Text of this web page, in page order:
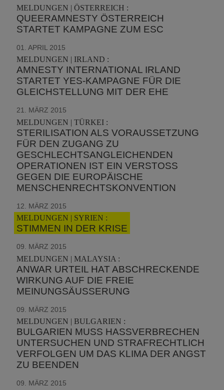
MELDUNGEN | ÖSTERREICH :
QUEERAMNESTY ÖSTERREICH
STARTET KAMPAGNE ZUM ESC
01. APRIL 2015
MELDUNGEN | IRLAND :
AMNESTY INTERNATIONAL IRLAND
STARTET YES-KAMPAGNE FÜR DIE
GLEICHSTELLUNG MIT DER EHE
21. MÄRZ 2015
MELDUNGEN | TÜRKEI :
STERILISATION ALS VORAUSSETZUNG
FÜR DEN ZUGANG ZU
GESCHLECHTSANGLEICHENDEN
OPERATIONEN IST EIN VERSTOSS G
EGEN DIE EUROPÄISCHE M
ENSCHENRECHTSKONVENTION
12. MÄRZ 2015
MELDUNGEN | SYRIEN :
STIMMEN IN DER KRISE
09. MÄRZ 2015
MELDUNGEN | MALAYSIA :
ANWAR URTEIL HAT ABSCHRECKENDE
WIRKUNG AUF DIE FREIE
MEINUNGSÄUSSERUNG
09. MÄRZ 2015
MELDUNGEN | BULGARIEN :
BULGARIEN MUSS HASSVERBRECHEN
UNTERSUCHEN UND STRAFRECHTLICH
VERFOLGEN UM DAS KLIMA DER ANGST
ZU BEENDEN
09. MÄRZ 2015